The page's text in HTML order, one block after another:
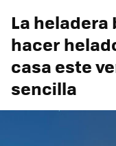
La heladera
hacer
casa este
sencilla